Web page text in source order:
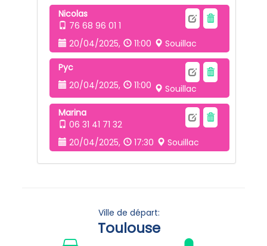
Nicolas
76 68 96 01 1
20/04/2025,
11:00
Souillac
Pyc
20/04/2025,
11:00
Souillac
Marina
06 31 41 71 32
20/04/2025,
17:30 Souillac
Ville de départ:
Toulouse